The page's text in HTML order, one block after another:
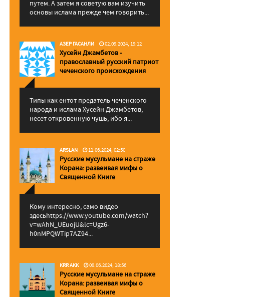
путем. А затем я советую вам изучить
основы ислама прежде чем говорить...
АЗЕР ГАСАНЛИ 02.09.2024, 19:12
Хусейн Джамбетов -
православный русский патриот
чеченского происхождения
Типы как ентот предатель чеченского
народа и ислама Хусейн Джамбетов,
несет откровенную чушь, ибо я...
ARSLAN 11.06.2024, 02:50
Русские мусульмане на страже
Корана: pазвеивая мифы о
Священной Книге
Кому интересно, само видео
здесьhttps://www.youtube.com/watch?
v=wAhN_UEuojU&lc=Ugz6-
h0nMPQWTip7AZ94...
KRR AKK 09.06.2024, 18:56
Русские мусульмане на страже
Корана: pазвеивая мифы о
Священной Книге